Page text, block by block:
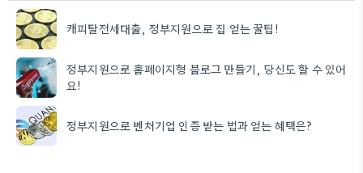
캐피탈전세대출, 정부지원으로 집 얻는 꿀팁!
정부지원으로 홈페이지형 블로그 만들기, 당신도 할 수 있어
요!
정부지원으로 벤처기업 인증 받는 법과 얻는 혜택은?